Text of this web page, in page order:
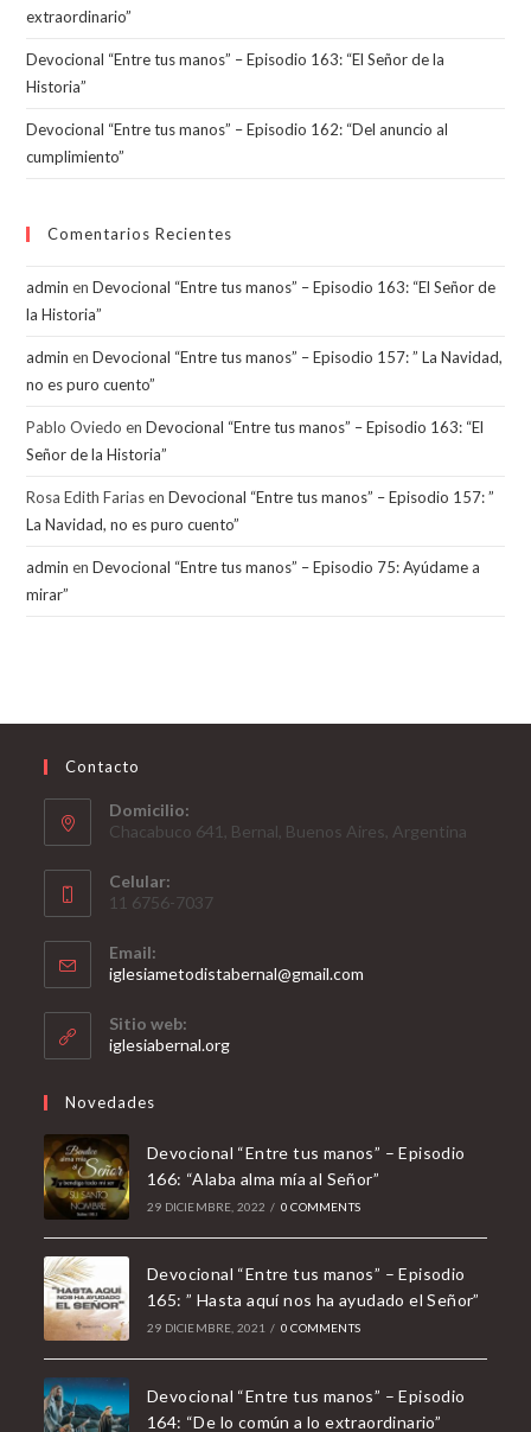
extraordinario”
Devocional “Entre tus manos” – Episodio 163: “El Señor de la
Historia”
Devocional “Entre tus manos” – Episodio 162: “Del anuncio al
cumplimiento”
Comentarios Recientes
admin enDevocional “Entre tus manos” – Episodio 163: “El Señor de
la Historia”
admin enDevocional “Entre tus manos” – Episodio 157: ” La Navidad,
no es puro cuento”
Pablo Oviedo enDevocional “Entre tus manos” – Episodio 163: “El
Señor de la Historia”
Rosa Edith FariasenDevocional “Entre tus manos” – Episodio 157: ”
La Navidad, no es puro cuento”
admin enDevocional “Entre tus manos” – Episodio 75: Ayúdame a
mirar”
Contacto
Domicilio:
Chacabuco 641, Bernal, Buenos Aires, Argentina
Celular:
11 6756-7037
Email:
iglesiametodistabernal@gmail.com
Sitio web:
iglesiabernal.org
Novedades
Devocional “Entre tus manos” – Episodio
166: “Alaba alma mía al Señor”
29 DICIEMBRE, 2022 / 0 COMMENTS
Devocional “Entre tus manos” – Episodio
165: ” Hasta aquí nos ha ayudado el Señor”
29 DICIEMBRE, 2021 / 0 COMMENTS
Devocional “Entre tus manos” – Episodio
164: “De lo común a lo extraordinario”